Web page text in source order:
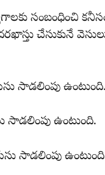
సంబంధించి
చేసుకునే
సాడలింపు ఉంటుంది.
సాడలింపు ఉంటుంది.
సాడలింపు